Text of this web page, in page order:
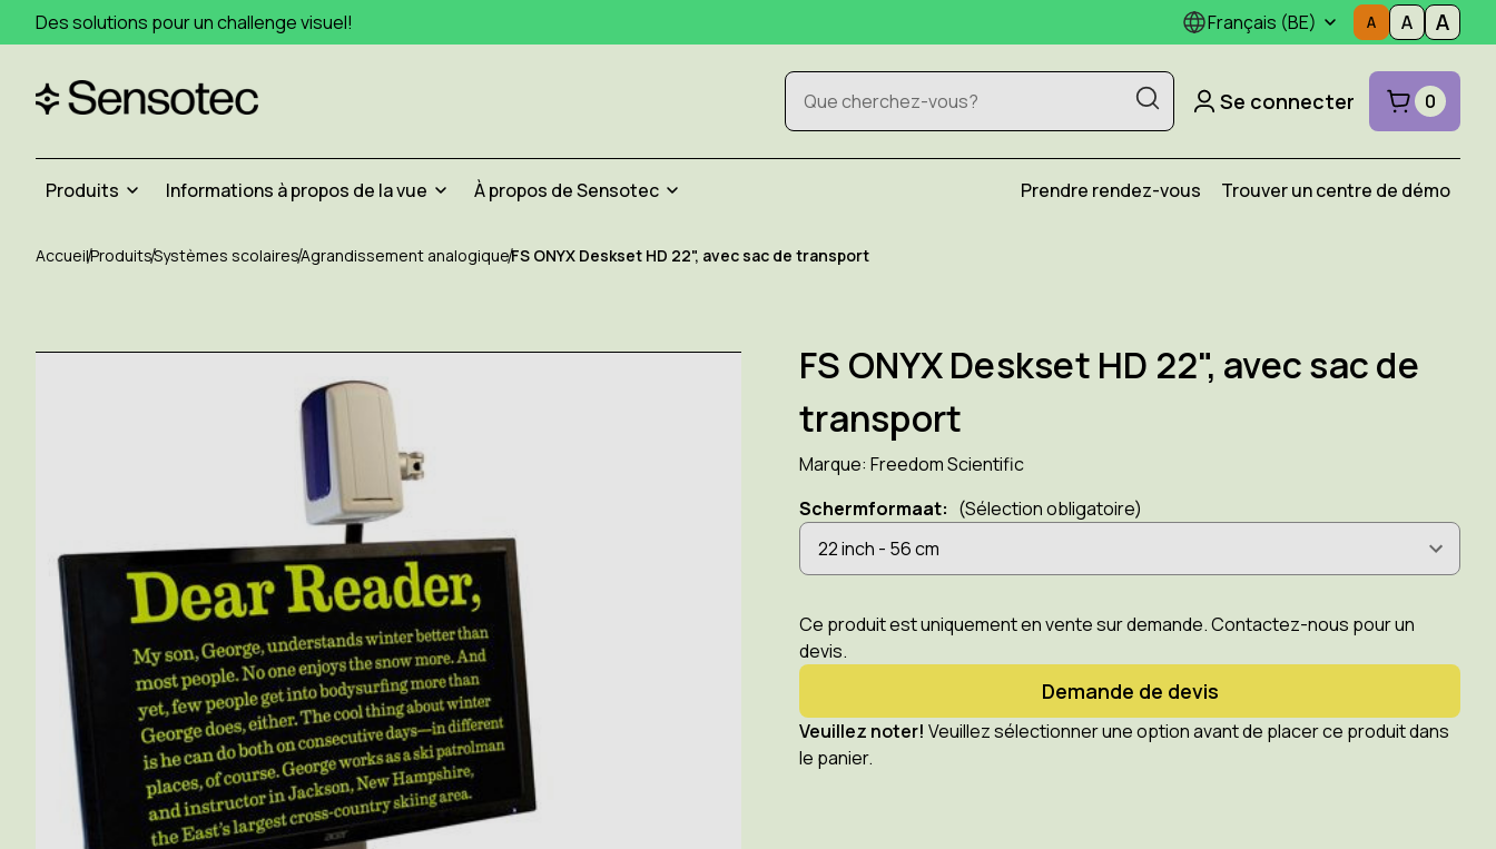
Des solutions pour un challenge visuel! Français (BE)
Rechercher
Se connecter 0
Produits Informations à propos de la vue À propos de Sensotec Prendre rendez-vous Trouver un centre de démo
AccueilProduitsSystèmes scolairesAgrandissement analogiqueFS ONYX Deskset HD 22", avec sac de transport
FS ONYX Deskset HD 22", avec sac de
transport
Marque: Freedom Scientific
Schermformaat: (Sélection obligatoire)
Ce produit est uniquement en vente sur demande. Contactez-nous pour un
devis.
Demande de devis
Veuillez noter! Veuillez sélectionner une option avant de placer ce produit dans
le panier.